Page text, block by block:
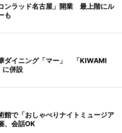
ンラッド名古屋」開業 最上階にル
も
ダイニング「マー」 「KIWAMI
に併設
館で「おしゃべりナイトミュージア
、会話OK